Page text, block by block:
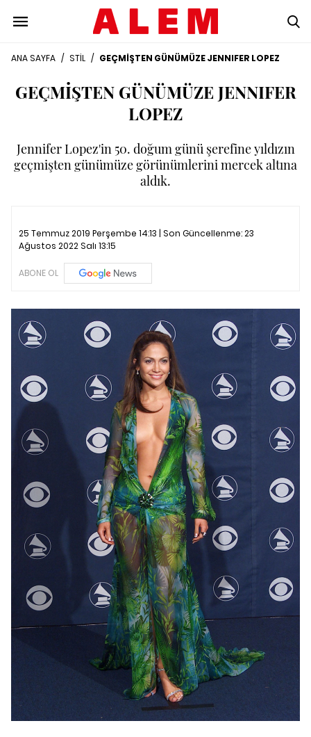
ANA SAYFA / STİL / GEÇMİŞTEN GÜNÜMÜZE JENNIFER LOPEZ
GEÇMİŞTEN GÜNÜMÜZE JENNIFER
LOPEZ
Jennifer Lopez'in 50. doğum günü şerefine yıldızın
geçmişten günümüze görünümlerini mercek altına
aldık.
25 Temmuz 2019 Perşembe 14:13 | Son Güncellenme:23
Ağustos 2022 Salı 13:15
ABONE OL